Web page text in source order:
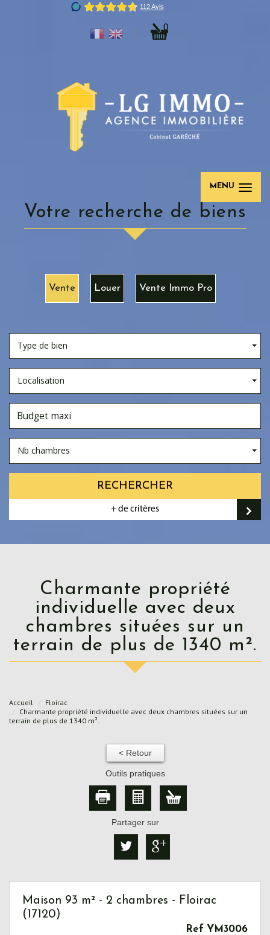
0
MENU
votre recherche de biens
Vente Louer Vente Immo Pro
Type de bien
Localisation
Nb chambres
RECHERCHER
+ de critères
Charmante propriété
individuelle avec deux
chambres situées sur un
terrain de plus de 1340 m².
Accueil
Floirac
Charmante propriété individuelle avec deux chambres situées sur un
terrain de plus de 1340 m².
< Retour
Outils pratiques
Partager sur
Maison 93 m² - 2 chambres - Floirac
(17120)
Ref YM3006